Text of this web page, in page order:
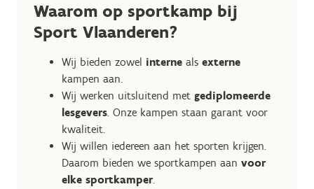
Waarom op sportkamp bij
Sport Vlaanderen?
Wij bieden zowel interne als externe
kampen aan.
Wij werken uitsluitend met gediplomeerde
lesgevers. Onze kampen staan garant voor
kwaliteit.
Wij willen iedereen aan het sporten krijgen.
Daarom bieden we sportkampen aan voor
elke sportkamper.